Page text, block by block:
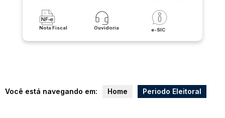
Nota Fiscal Ouvidoria e-SIC
Você está navegando em: Home Periodo Eleitoral